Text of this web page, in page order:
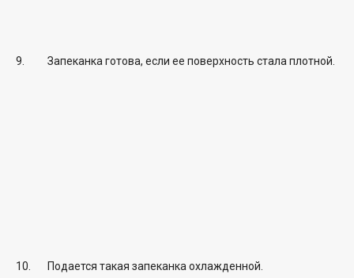
Запеканка готова, если ее поверхность стала плотной.
Подается такая запеканка охлажденной.